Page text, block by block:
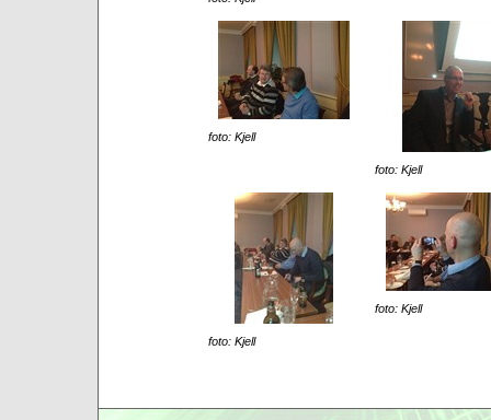
foto: Kjell
foto: Kjell
foto: Kjell
foto: Kjell